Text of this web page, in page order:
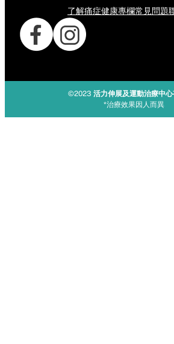
了解痛症健康專欄常見問題
©2023 活力伸展及運動治療中心
*治療效果因人而異